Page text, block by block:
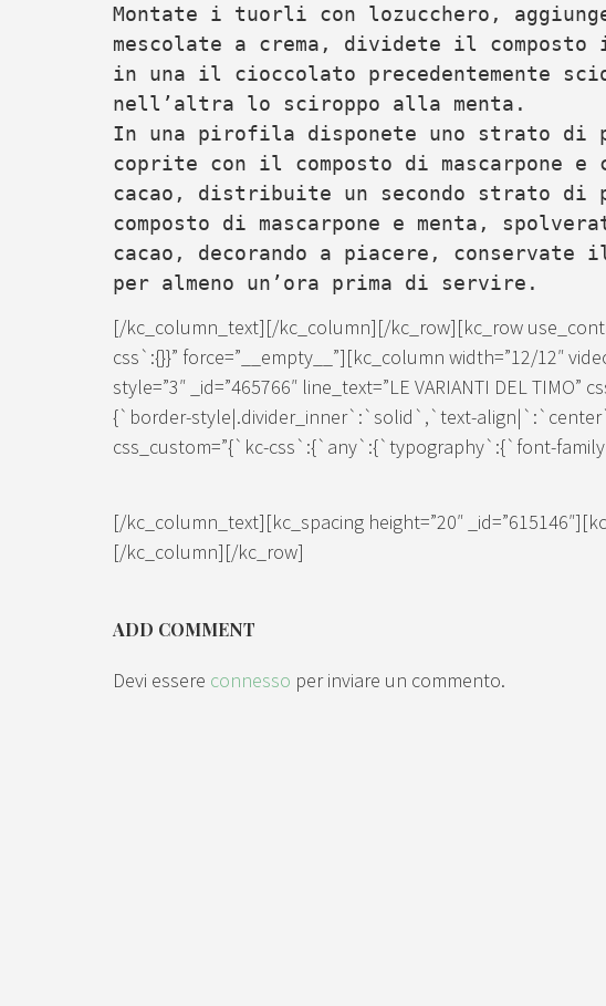
Montate i tuorli con lozucchero,
mescolate a crema, dividete il
in una il cioccolato precedentemente
nell’altra lo sciroppo alla menta.
In una pirofila disponete uno strato di
coprite con il composto di mascarpone
cacao, distribuite un secondo strato
composto di mascarpone e menta,
cacao, decorando a piacere,
per almeno un’ora prima di servire.
[/kc_column_text][/kc_column][/kc_row][kc_row
css`:{}}” force=”__empty__”][kc_column width=”12/12″
style=”3″ _id=”465766″ line_text=”LE VARIANTI DEL
{`border-style|.divider_inner`:`solid`,`text-
css_custom=”{`kc-css`:{`any`:{`typography`:{`font-
[/kc_column_text][kc_spacing height=”20″
[/kc_column][/kc_row]
ADD COMMENT
Devi essere connesso per inviare un commento.